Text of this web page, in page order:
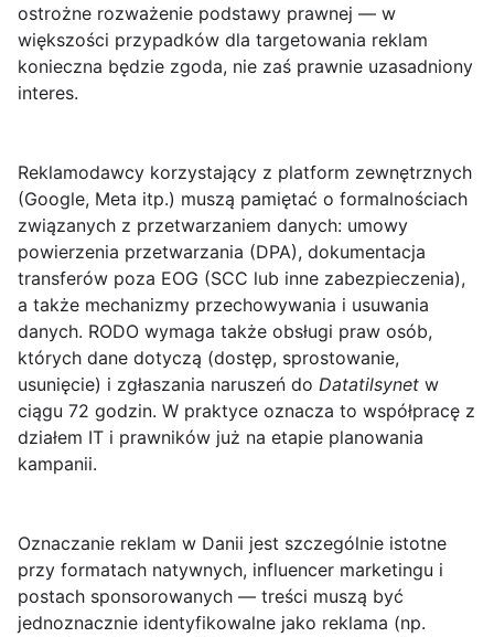
ostrożne rozważenie podstawy prawnej — w
większości przypadków dla targetowania reklam
konieczna będzie zgoda, nie zaś prawnie uzasadniony
interes.
Reklamodawcy korzystający z platform zewnętrznych
(Google, Meta itp.) muszą pamiętać o formalnościach
związanych z przetwarzaniem danych: umowy
powierzenia przetwarzania (DPA), dokumentacja
transferów poza EOG (SCC lub inne zabezpieczenia),
a także mechanizmy przechowywania i usuwania
danych. RODO wymaga także obsługi praw osób,
których dane dotyczą (dostęp, sprostowanie,
usunięcie) i zgłaszania naruszeń do Datatilsynet w
ciągu 72 godzin. W praktyce oznacza to współpracę z
działem IT i prawników już na etapie planowania
kampanii.
Oznaczanie reklam w Danii jest szczególnie istotne
przy formatach natywnych, influencer marketingu i
postach sponsorowanych — treści muszą być
jednoznacznie identyfikowalne jako reklama (np.